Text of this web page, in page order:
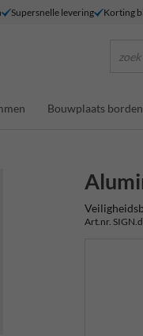
Supersnelle levering Korting
zoek
Bouwplaats borden
Art.nr.